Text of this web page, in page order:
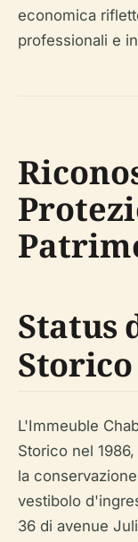
economica
professionali e
Status
Storico
L'Immeuble
Storico nel
la
vestibolo
36 di avenue